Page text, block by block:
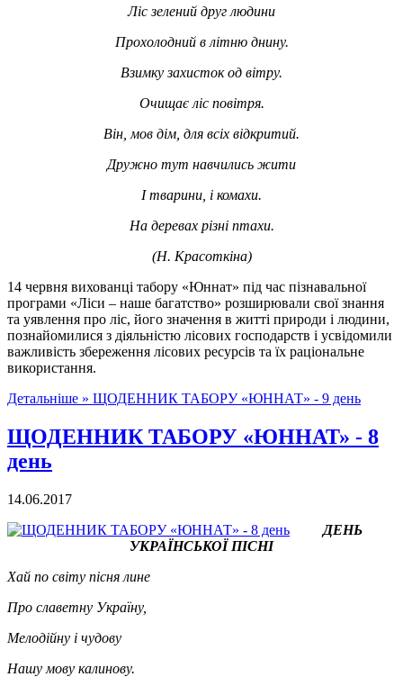
Ліс зелений друг людини
Прохолодний в літню днину.
Взимку захисток од вітру.
Очищає ліс повітря.
Він, мов дім, для всіх відкритий.
Дружно тут навчились жити
І тварини, і комахи.
На деревах різні птахи.
(Н. Красоткіна)
14 червня вихованці табору «Юннат» під час пізнавальної
програми «Ліси – наше багатство» розширювали свої знання
та уявлення про ліс, його значення в житті природи і людини,
познайомилися з діяльністю лісових господарств і усвідомили
важливість збереження лісових ресурсів та їх раціональне
використання.
Детальніше » ЩОДЕННИК ТАБОРУ «ЮННАТ» - 9 день
ЩОДЕННИК ТАБОРУ «ЮННАТ» - 8
день
14.06.2017
ДЕНЬ
УКРАЇНСЬКОЇ ПІСНІ
Хай по світу пісня лине
Про славетну Україну,
Мелодійну і чудову
Нашу мову калинову.